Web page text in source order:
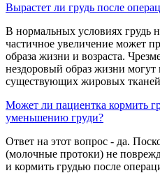
Вырастет ли грудь после
В нормальных условиях грудь
частичное увеличение может
образа жизни и возраста.
нездоровый образ жизни могут
существующих жировых
Может ли пациентка кормить
уменьшению груди?
Ответ на этот вопрос - да.
(молочные протоки) не
и кормить грудью после